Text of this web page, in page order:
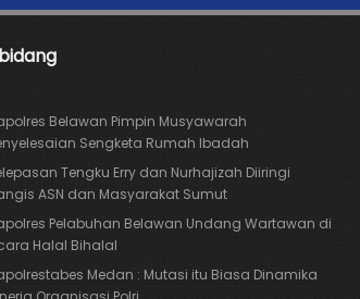
Belawan Pimpin Musyawarah
Sengketa Rumah Ibadah
Tengku Erry dan Nurhajizah Diiringi
ASN dan Masyarakat Sumut
Pelabuhan Belawan Undang Wartawan di
Halal Bihalal
Medan : Mutasi itu Biasa Dinamika